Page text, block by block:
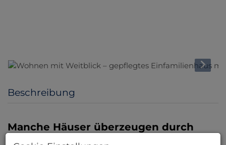
Beschreibung
Manche Häuser überzeugen durch